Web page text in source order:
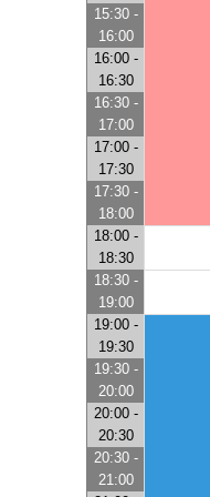
15:30 -
16:00
16:00 -
16:30
16:30 -
17:00
17:00 -
17:30
17:30 -
18:00
18:00 -
18:30
18:30 -
19:00
19:00 -
19:30
19:30 -
20:00
20:00 -
20:30
20:30 -
21:00